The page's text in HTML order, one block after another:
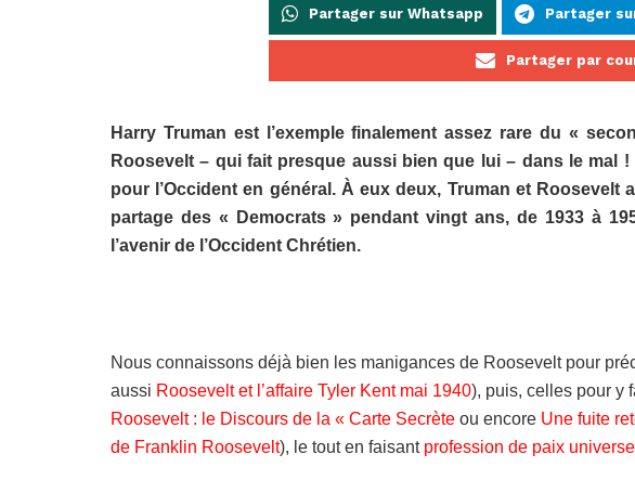
Partager sur Whatsapp Partager
Partager par
Harry Truman est l’exemple finalement assez rare du «
Roosevelt – qui fait presque aussi bien que lui – dans le mal
pour l’Occident en général. À eux deux, Truman et
partage des « Democrats » pendant vingt ans, de 1933 à
l’avenir de l’Occident Chrétien.
Nous connaissons déjà bien les manigances de Roosevelt pour
aussi Roosevelt et l’affaire Tyler Kent mai 1940), puis, celles pour y
Roosevelt : le Discours de la « Carte Secrète ou encore Une fuite
de Franklin Roosevelt), le tout en faisant profession de paix